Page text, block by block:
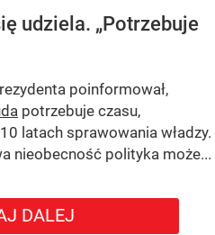
udziela. „Potrzebuje
poinformował,
potrzebuje czasu,
latach sprawowania władzy.
nieobecność polityka może...
DALEJ